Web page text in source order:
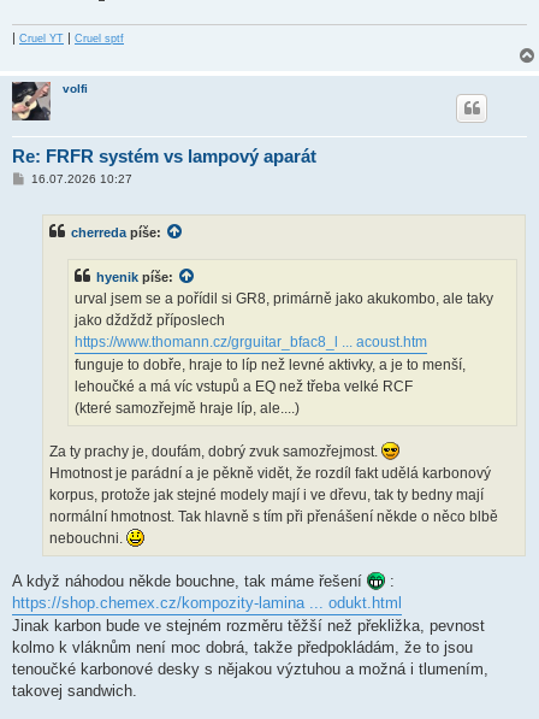
| Cruel YT | Cruel sptf
volfi
Re: FRFR systém vs lampový aparát
P16.07.2026 10:27
cherreda píše:
hyenik píše:
urval jsem se a pořídil si GR8, primárně jako akukombo, ale taky
jako dždždž příposlech
https://www.thomann.cz/grguitar_bfac8_l ... acoust.htm
funguje to dobře, hraje to líp než levné aktivky, a je to menší,
lehoučké a má víc vstupů a EQ než třeba velké RCF
(které samozřejmě hraje líp, ale....)
Za ty prachy je, doufám, dobrý zvuk samozřejmost.
Hmotnost je parádní a je pěkně vidět, že rozdíl fakt udělá karbonový
korpus, protože jak stejné modely mají i ve dřevu, tak ty bedny mají
normální hmotnost. Tak hlavně s tím při přenášení někde o něco blbě
nebouchni.
A když náhodou někde bouchne, tak máme řešení
:
https://shop.chemex.cz/kompozity-lamina ... odukt.html
Jinak karbon bude ve stejném rozměru těžší než překližka, pevnost
kolmo k vláknům není moc dobrá, takže předpokládám, že to jsou
tenoučké karbonové desky s nějakou výztuhou a možná i tlumením,
takovej sandwich.